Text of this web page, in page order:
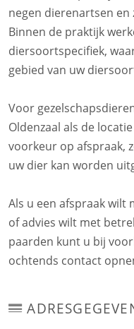
negen dierenartsen
Binnen de praktijk
diersoortspecifiek,
gebied van uw
Voor
Oldenzaal als de
voorkeur op afspraak,
uw dier kan worden
Als u een afspraak wilt
of advies wilt met
paarden kunt u bij
ochtends contact